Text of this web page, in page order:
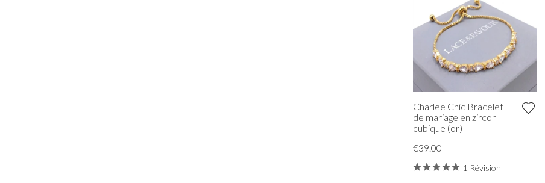
Charlee Chic Bracelet
de mariage en zircon
cubique (or)
€39.00
1 Révision